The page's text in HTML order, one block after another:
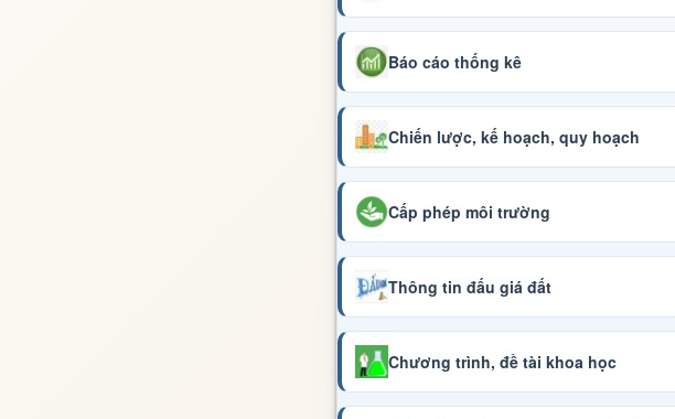
Báo cáo thống kê
Chiến lược, kế hoạch, quy hoạch
Cấp phép môi trường
Thông tin đấu giá đất
Chương trình, đề tài khoa học